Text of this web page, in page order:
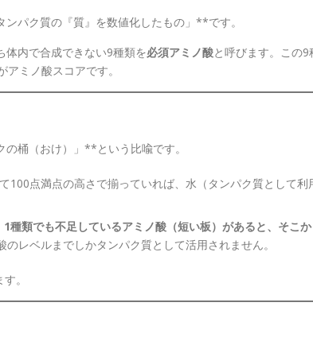
パク質の『質』を数値化したもの」**です。
体内で合成できない9種類を必須アミノ酸と呼びます。この9
ミノ酸スコアです。
桶（おけ）」**という比喩です。
100点満点の高さで揃っていれば、水（タンパク質として利
1種類でも不足しているアミノ酸（短い板）があると、そこか
レベルまでしかタンパク質として活用されません。
。